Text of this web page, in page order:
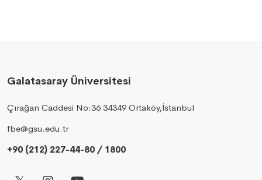
Galatasaray Üniversitesi
Çırağan Caddesi No:36 34349 Ortaköy,İstanbul
fbe@gsu.edu.tr
+90 (212) 227-44-80 / 1800